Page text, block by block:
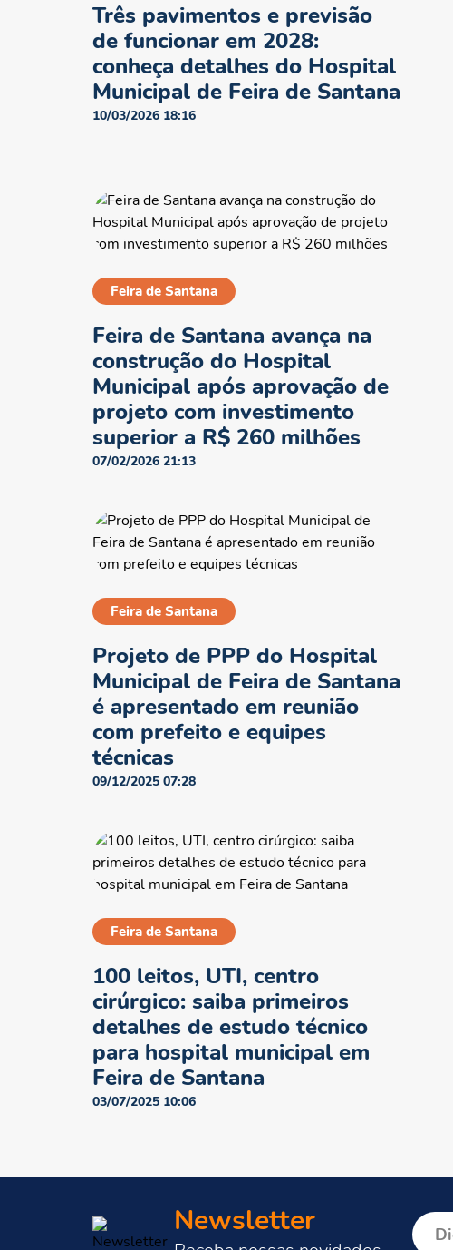
Três pavimentos e previsão
de funcionar em 2028:
conheça detalhes do Hospital
Municipal de Feira de Santana
10/03/2026 18:16
Feira de Santana
Feira de Santana avança na
construção do Hospital
Municipal após aprovação de
projeto com investimento
superior a R$ 260 milhões
07/02/2026 21:13
Feira de Santana
Projeto de PPP do Hospital
Municipal de Feira de Santana
é apresentado em reunião
com prefeito e equipes
técnicas
09/12/2025 07:28
Feira de Santana
100 leitos, UTI, centro
cirúrgico: saiba primeiros
detalhes de estudo técnico
para hospital municipal em
Feira de Santana
03/07/2025 10:06
Newsletter